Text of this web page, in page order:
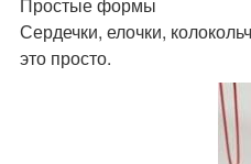
Сердечки, елочки,
это просто.